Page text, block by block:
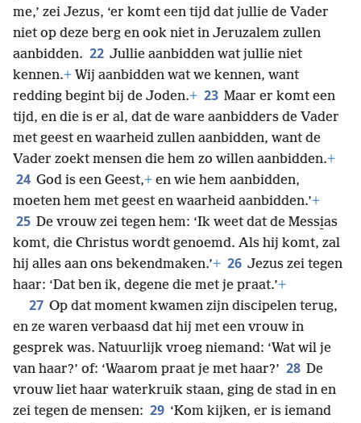
me,’ zei Jezus, ‘er komt een tijd dat jullie de Vader
niet op deze berg en ook niet in Jeruzalem zullen
aanbidden. 22 Jullie aanbidden wat jullie niet
kennen.+ Wij aanbidden wat we kennen, want
redding begint bij de Joden.+ 23 Maar er komt een
tijd, en die is er al, dat de ware aanbidders de Vader
met geest en waarheid zullen aanbidden, want de
Vader zoekt mensen die hem zo willen aanbidden.+
24 God is een Geest,+ en wie hem aanbidden,
moeten hem met geest en waarheid aanbidden.’+
25 De vrouw zei tegen hem: ‘Ik weet dat de Messi̱as
komt, die Christus wordt genoemd. Als hij komt, zal
hij alles aan ons bekendmaken.’+ 26 Jezus zei tegen
haar: ‘Dat ben ik, degene die met je praat.’+
27 Op dat moment kwamen zijn discipelen terug,
en ze waren verbaasd dat hij met een vrouw in
gesprek was. Natuurlijk vroeg niemand: ‘Wat wil je
van haar?’ of: ‘Waarom praat je met haar?’ 28 De
vrouw liet haar waterkruik staan, ging de stad in en
zei tegen de mensen: 29 ‘Kom kijken, er is iemand